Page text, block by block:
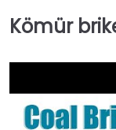
Kömür